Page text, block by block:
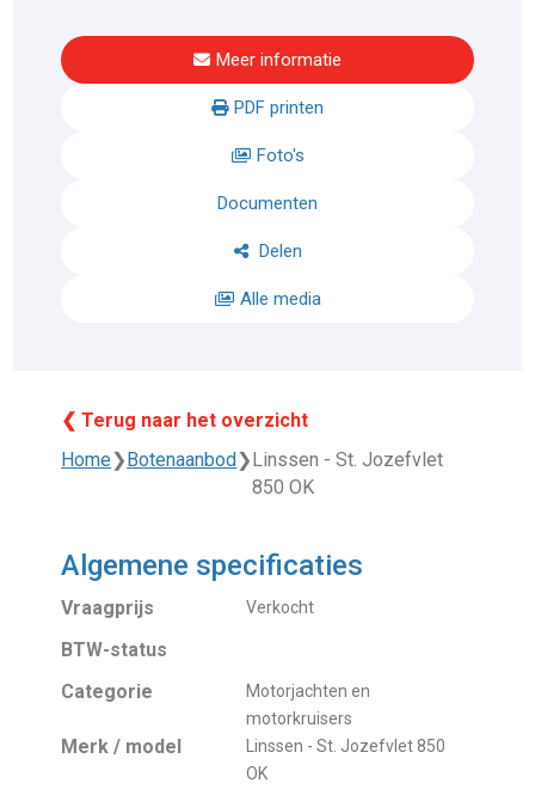
Meer informatie
PDF printen
Foto's
Documenten
Delen
Alle media
❮ Terug naar het overzicht
Home❯ Botenaanbod ❯ Linssen - St. Jozefvlet
850 OK
Algemene specificaties
Vraagprijs Verkocht
BTW-status
Categorie
Motorjachten en
motorkruisers
Merk / model
Linssen - St. Jozefvlet 850
OK